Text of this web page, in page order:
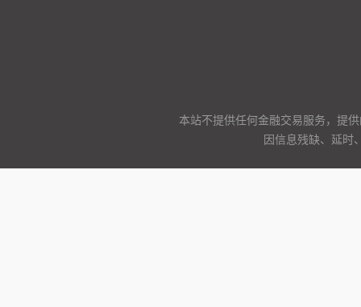
本站不提供任何金融交易服务，提
因信息残缺、延时